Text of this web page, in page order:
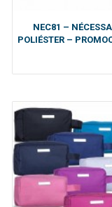
NEC81 –
POLIÉSTER –